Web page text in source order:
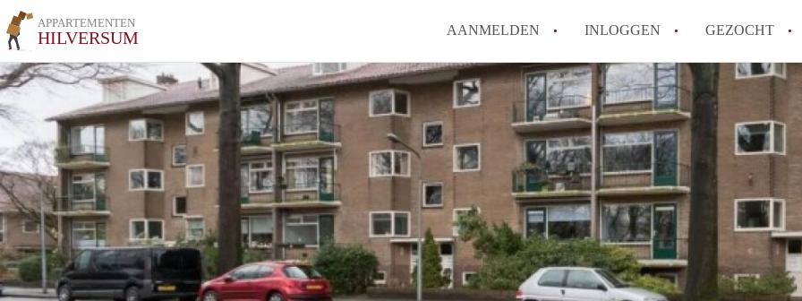
APPARTEMENTEN
HILVERSUM AANMELDEN INLOGGEN GEZOCHT